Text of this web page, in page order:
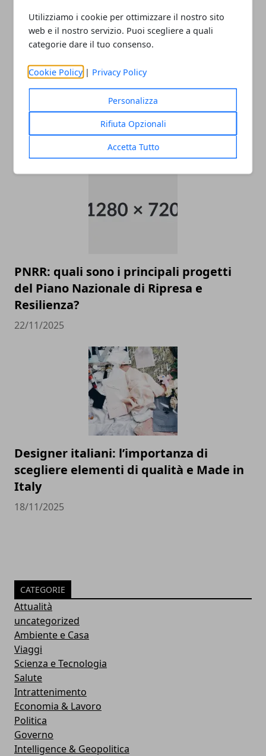
Utilizziamo i cookie per ottimizzare il nostro sito
web e il nostro servizio. Puoi scegliere a quali
categorie dare il tuo consenso.
Cookie Policy | Privacy Policy
Personalizza
Rifiuta Opzionali
Accetta Tutto
Come raggiungere l’aeroporto di
PNRR: quali sono i principali progetti
del Piano Nazionale di Ripresa e
Resilienza?
22/11/2025
Designer italiani: l’importanza di
scegliere elementi di qualità e Made in
Italy
18/11/2025
CATEGORIE
Attualità
uncategorized
Ambiente e Casa
Viaggi
Scienza e Tecnologia
Salute
Intrattenimento
Economia & Lavoro
Politica
Governo
Intelligence & Geopolitica